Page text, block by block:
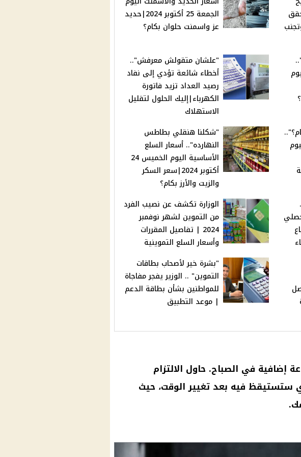
الجمعة 25 أكتوبر 2024|حديد
عز واسمنت حلوان بكام؟
"علشان متقولش معرفش"..
أخطاء شائعة تؤدي إلى نفاد
رصيد العداد تزيد فاتورة
الكهرباء|إليك الحلول لتقليل
الاستهلاك
"شكلنا هنقلي بطاطس
النهارده".. أسعار السلع
الأساسية اليوم الخميس 24
أكتوبر 2024|سعر السكر
والزيت والأرز بكام؟
الوزارة تكشف عن نصيب الفرد
من التموين لشهر نوفمبر
2024 | تفاصيل المقررات
وأسعار السلع التموينية
"بشرة خير لأصحاب بطاقات
التموين" .. الوزير يفجر مفاجاة
للمواطنين بشأن بطاقة الدعم
| موعد التطبيق
إضافية في الصباح. حاول الالتزام
ستستيقظ فيه بعد تغيير الوقت، حيث